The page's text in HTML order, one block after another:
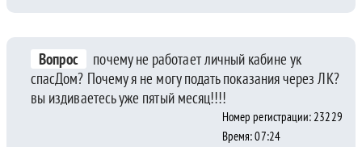
Вопрос
почему не работает личный кабине ук
спасДом? Почему я не могу подать показания через ЛК?
вы издиваетесь уже пятый месяц!!!!
Номер регистрации: 23229
Время: 07:24